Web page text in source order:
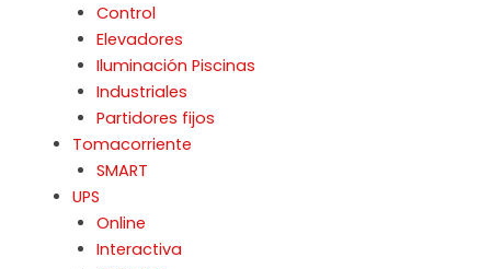
Control
Elevadores
Iluminación Piscinas
Industriales
Partidores fijos
Tomacorriente
SMART
UPS
Online
Interactiva